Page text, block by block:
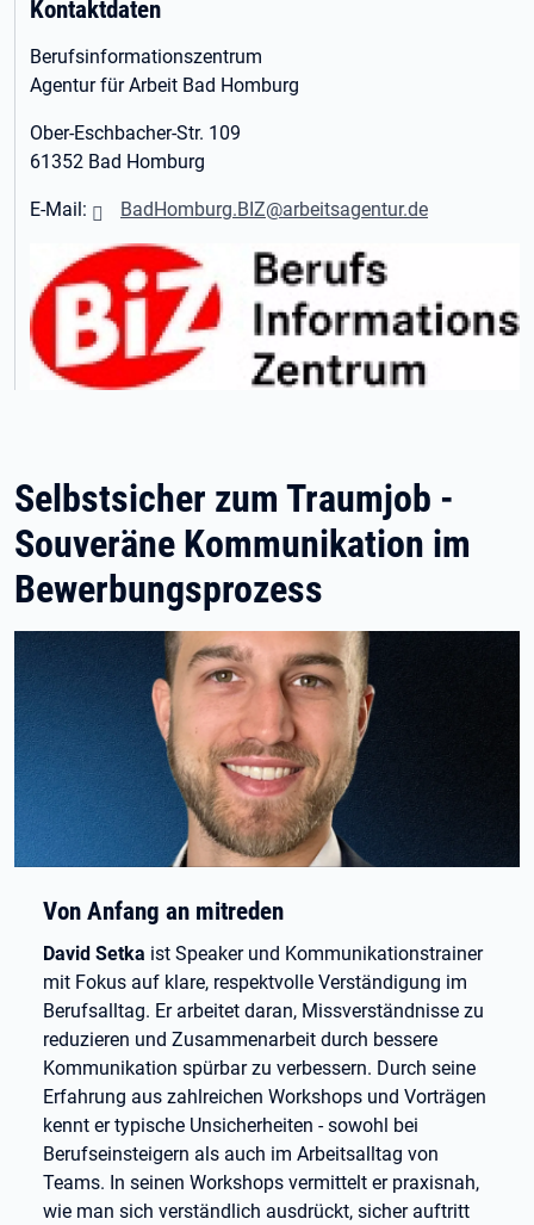
Kontaktdaten
Berufsinformationszentrum
Agentur für Arbeit Bad Homburg
Ober-Eschbacher-Str. 109
61352 Bad Homburg
E-Mail: BadHomburg.BIZ@arbeitsagentur.de
Selbstsicher zum Traumjob -
Souveräne Kommunikation im
Bewerbungsprozess
Von Anfang an mitreden
David Setka ist Speaker und Kommunikationstrainer
mit Fokus auf klare, respektvolle Verständigung im
Berufsalltag. Er arbeitet daran, Missverständnisse zu
reduzieren und Zusammenarbeit durch bessere
Kommunikation spürbar zu verbessern. Durch seine
Erfahrung aus zahlreichen Workshops und Vorträgen
kennt er typische Unsicherheiten - sowohl bei
Berufseinsteigern als auch im Arbeitsalltag von
Teams. In seinen Workshops vermittelt er praxisnah,
wie man sich verständlich ausdrückt, sicher auftritt